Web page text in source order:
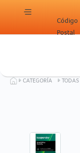
Código
Postal
CATEGORÍA TODAS